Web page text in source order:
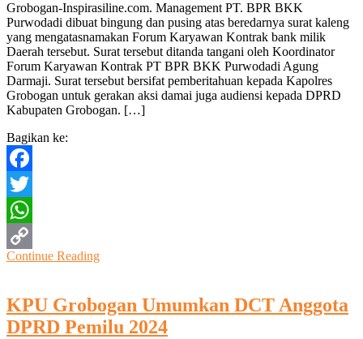
Kaleng
Atas
Nama
Forum
Karyawan
Kontrak
Gegerkan
Grobogan-Inspirasiline.com. Management PT. BPR BKK
Purwodadi dibuat bingung dan pusing atas beredarnya surat kaleng
yang mengatasnamakan Forum Karyawan Kontrak bank milik
Daerah tersebut. Surat tersebut ditanda tangani oleh Koordinator
Forum Karyawan Kontrak PT BPR BKK Purwodadi Agung
Darmaji. Surat tersebut bersifat pemberitahuan kepada Kapolres
Grobogan untuk gerakan aksi damai juga audiensi kepada DPRD
Kabupaten Grobogan. […]
Bagikan ke:
Facebook
Twitter
WhatsApp
Copy
Continue Reading
KPU Grobogan Umumkan DCT Anggota
DPRD Pemilu 2024